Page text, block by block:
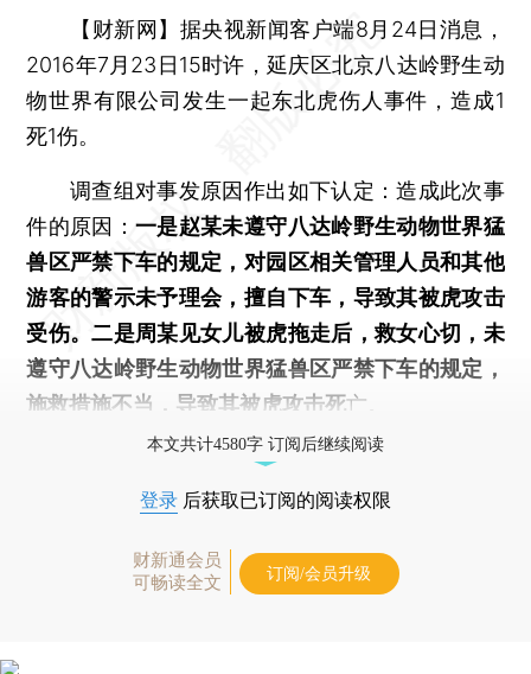
【财新网】 据央视新闻客户端8月24日消息，
2016年7月23日15时许，延庆区北京八达岭野生动
物世界有限公司发生一起东北虎伤人事件，造成1
死1伤。
调查组对事发原因作出如下认定：造成此次事
件的原因：一是赵某未遵守八达岭野生动物世界猛
兽区严禁下车的规定，对园区相关管理人员和其他
游客的警示未予理会，擅自下车，导致其被虎攻击
受伤。二是周某见女儿被虎拖走后，救女心切，未
遵守八达岭野生动物世界猛兽区严禁下车的规定，
施救措施不当，导致其被虎攻击死亡。
本文共计4580字 订阅后继续阅读
登录 后获取已订阅的阅读权限
财新通会员
可畅读全文
订阅/会员升级